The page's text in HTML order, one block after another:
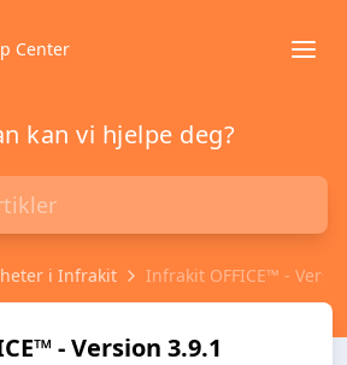
Center
kan vi hjelpe deg?
i Infrakit Infrakit OFFICE™ -
- Version 3.9.1